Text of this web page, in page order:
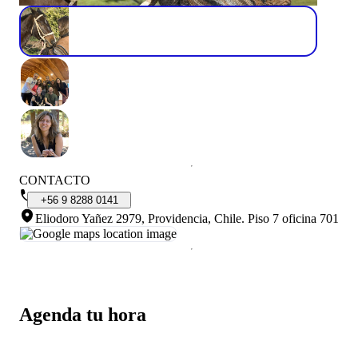
Agenda tu hora
CONTACTO
+56 9 8288 0141
Eliodoro Yañez 2979, Providencia, Chile. Piso 7 oficina 701